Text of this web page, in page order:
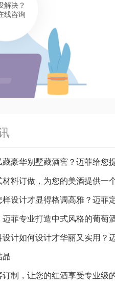
南区何处有报价
题，重庆市巴南
窖如此探讨：
但决定一家能定
更关键。私人定
恒温恒湿酒窖，
！
解决？
线咨询
豪华别墅藏酒窖？迈菲给您
料订做，为您的美酒提供一
菲专业打造中式风格的葡萄
计如何设计才华丽又实用？
晶
制，让您的红酒享受专业级